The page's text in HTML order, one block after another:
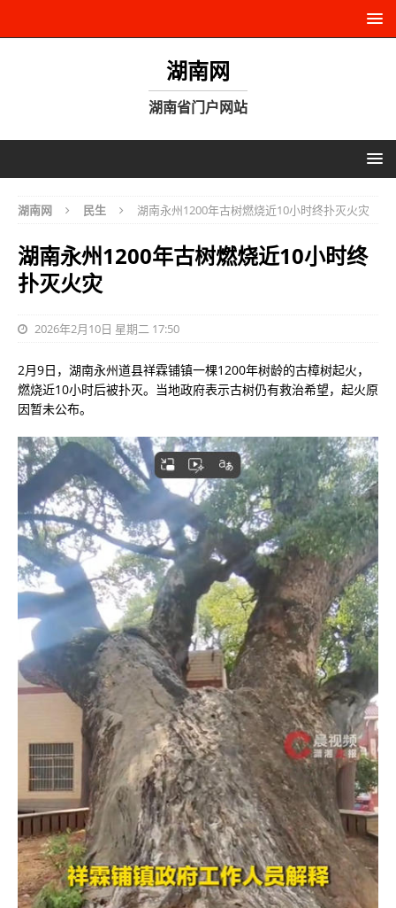
湖南网
湖南省门户网站
湖南网 民生 湖南永州1200年古树燃烧近10小时终扑灭火灾
湖南永州1200年古树燃烧近10小时终
扑灭火灾
2026年2月10日 星期二 17:50
2月9日，湖南永州道县祥霖铺镇一棵1200年树龄的古樟树起火，
燃烧近10小时后被扑灭。当地政府表示古树仍有救治希望，起火原
因暂未公布。‌‌